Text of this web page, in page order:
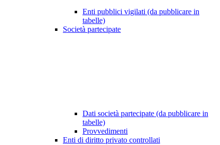
Enti pubblici vigilati (da pubblicare in
tabelle)
Società partecipate
Dati società partecipate (da pubblicare in
tabelle)
Provvedimenti
Enti di diritto privato controllati